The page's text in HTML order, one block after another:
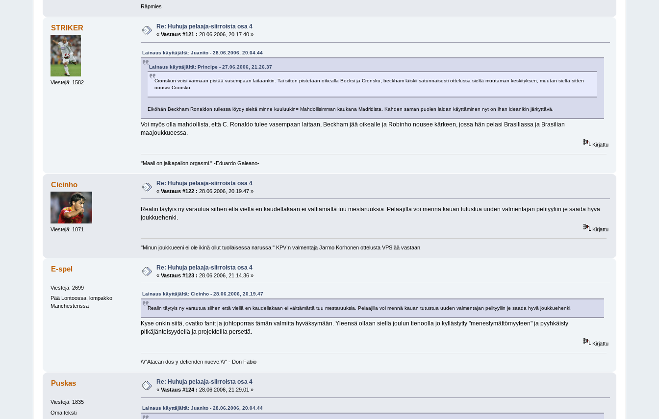
Räpmies
STRIKER
Viestejä: 1582
Re: Huhuja pelaaja-siirroista osa 4
«Vastaus #121 : 28.06.2006, 20.17.40 »
Lainaus käyttäjältä: Juanito - 28.06.2006, 20.04.44
Lainaus käyttäjältä: Principe - 27.06.2006, 21.26.37
Cronskun voisi varmaan pistää vasempaan laitaankin. Tai sitten pistetään oikealla Becksi ja Cronsku, beckham läiskii satunnaisesti ottelussa sieltä muutaman keskityksen, muutan sieltä sitten
nousisi Cronsku.
Eiköhän Beckham Ronaldon tullessa löydy sieltä minne kuuluukin= Mahdollisimman kaukana Madridista. Kahden saman puolen laidan käyttäminen nyt on ihan ideanikin järkyttävä.
Voi myös olla mahdollista, että C. Ronaldo tulee vasempaan laitaan, Beckham jää oikealle ja Robinho nousee kärkeen, jossa hän pelasi Brasiliassa ja Brasilian
maajoukkueessa.
Kirjattu
"Maali on jalkapallon orgasmi." -Eduardo Galeano-
Cicinho
Viestejä: 1071
Re: Huhuja pelaaja-siirroista osa 4
«Vastaus #122 : 28.06.2006, 20.19.47 »
Realin täytyis ny varautua siihen että viellä en kaudellakaan ei välttämättä tuu mestaruuksia. Pelaajilla voi mennä kauan tutustua uuden valmentajan pelityyliin je saada hyvä
joukkuehenki.
Kirjattu
"Minun joukkueeni ei ole ikinä ollut tuollaisessa narussa." KPV:n valmentaja Jarmo Korhonen ottelusta VPS:ää vastaan.
E-spel
Viestejä: 2699
Pää Lontoossa, lompakko
Manchesterissa
Re: Huhuja pelaaja-siirroista osa 4
«Vastaus #123 : 28.06.2006, 21.14.36 »
Lainaus käyttäjältä: Cicinho - 28.06.2006, 20.19.47
Realin täytyis ny varautua siihen että viellä en kaudellakaan ei välttämättä tuu mestaruuksia. Pelaajilla voi mennä kauan tutustua uuden valmentajan pelityyliin je saada hyvä joukkuehenki.
Kyse onkin siitä, ovatko fanit ja johtoporras tämän valmiita hyväksymään. Yleensä ollaan siellä joulun tienoolla jo kyllästytty "menestymättömyyteen" ja pyyhkäisty
pitkäjänteisyydellä ja projekteilla persettä.
Kirjattu
\\\"Atacan dos y defienden nueve.\\\" - Don Fabio
Puskas
Viestejä: 1835
Oma teksti
Re: Huhuja pelaaja-siirroista osa 4
«Vastaus #124 : 28.06.2006, 21.29.01 »
Lainaus käyttäjältä: Juanito - 28.06.2006, 20.04.44